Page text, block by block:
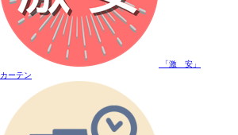
「激 安」
カーテン